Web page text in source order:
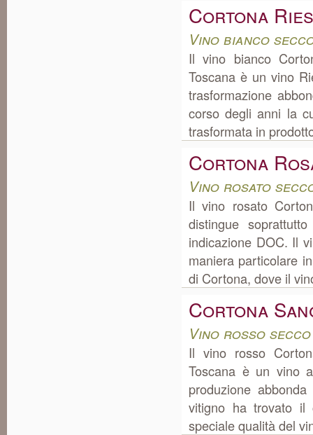
Cortona
Vino bianco
Il vino bianco
Toscana è un vino
trasformazione
corso degli anni la
trasformata in
Cortona
Vino rosato
Il vino rosato
distingue
indicazione DOC. Il
maniera particolare
di Cortona, dove il
Cortona
Vino rosso
Il vino rosso
Toscana è un vino
produzione
vitigno ha trovato il
speciale qualità del